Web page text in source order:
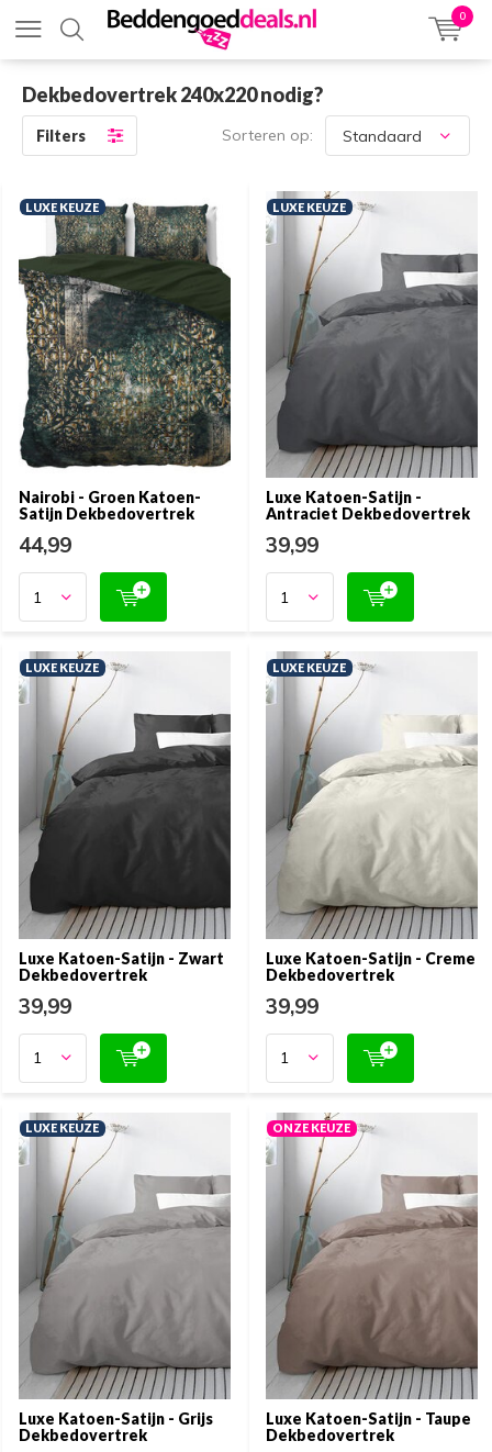
0
Dekbedovertrek 240x220 nodig?
Filters Sorteren op:
Nairobi - Groen Katoen-
Satijn Dekbedovertrek
LUXE KEUZE
44,99
Luxe Katoen-Satijn -
Antraciet Dekbedovertrek
LUXE KEUZE
39,99
Luxe Katoen-Satijn - Zwart
Dekbedovertrek
LUXE KEUZE
39,99
Luxe Katoen-Satijn - Creme
Dekbedovertrek
LUXE KEUZE
39,99
Luxe Katoen-Satijn - Grijs
Dekbedovertrek
LUXE KEUZE
Luxe Katoen-Satijn - Taupe
Dekbedovertrek
ONZE KEUZE